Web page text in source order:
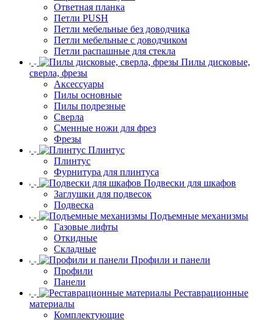
Ответная планка
Петли PUSH
Петли мебельные без доводчика
Петли мебельные с доводчиком
Петли распашные для стекла
Пилы дисковые,
сверла, фрезы
Аксессуары
Пилы основные
Пилы подрезные
Сверла
Сменные ножи для фрез
Фрезы
Плинтус
Плинтус
Фурнитура для плинтуса
Подвески для шкафов
Заглушки для подвесок
Подвеска
Подъемные механизмы
Газовые лифты
Откидные
Складные
Профили и панели
Профили
Панели
Реставрационные
материалы
Комплектующие